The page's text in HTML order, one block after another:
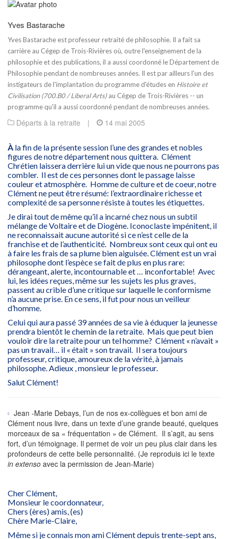
Yves Bastarache
Yves Bastarache est professeur retraité de philosophie. Il a fait sa
carrière au Cégep de Trois-Rivières où, outre l'enseignement de la
philosophie et des publications, il a aussi coordonné le Département de
Philosophie pendant de nombreuses années. Il est par ailleurs l'un des
instigateurs de l'implantation du programme d'études en Histoire et
Civilisation (700.B0 / Liberal Arts)au Cégep de Trois-Rivières -- un
programme qu'il a aussi coordonné pendant de nombreuses années.
Départs à la retraite | 14 mai 2005
À la fin de la présente session l’une des grandes et nobles
figures de notre département nous quittera. Clément
Chrétien laissera derrière lui un vide que nous ne pourrons pas
combler. Il est de ces personnes dont le passage laisse
couleur et atmosphère. Homme de culture et de coeur, notre
Clément ne peut être résumé: l’extraordinaire richesse et
complexité de sa personne résiste à toutes les étiquettes.
Je dirai tout de même qu’il a incarné chez nous un subtil
mélange de Voltaire et de Diogène. Iconoclaste impénitent, il
ne reconnaissait aucune autorité si ce n’est celle de la
franchise et de l’authenticité. Nombreux sont ceux qui ont eu
à faire les frais de sa plume bien aiguisée. Clément est un vrai
philosophe dont l’espèce se fait de plus en plus rare:
dérangeant, alerte, incontournable et … inconfortable! Avec
lui, les idées reçues, même sur les sujets les plus graves,
passent au crible d’une critique sur laquelle le conformisme
n’a aucune prise. En ce sens, il fut pour nous un veilleur
d’homme.
Celui qui aura passé 39 années de sa vie à éduquer la jeunesse
prendra bientôt le chemin de la retraite. Mais que peut bien
vouloir dire la retraite pour un tel homme? Clément « n’avait »
pas un travail… il « était » son travail. Il sera toujours
professeur, critique, amoureux de la vérité, à jamais
philosophe. Adieux , monsieur le professeur.
Salut Clément!
Jean -Marie Debays, l’un de nos ex-collègues et bon ami de
Clément nous livre, dans un texte d’une grande beauté, quelques
morceaux de sa « fréquentation » de Clément. Il s’agit, au sens
fort, d’un témoignage. Il permet de voir un peu plus clair dans les
profondeurs de cette belle personnalité. (Je reproduis ici le texte
in extenso avec la permission de Jean-Marie)
Cher Clément,
Monsieur le coordonnateur,
Chers (ères) amis, (es)
Chère Marie-Claire,
Même si je connais mon ami Clément depuis trente-sept ans,